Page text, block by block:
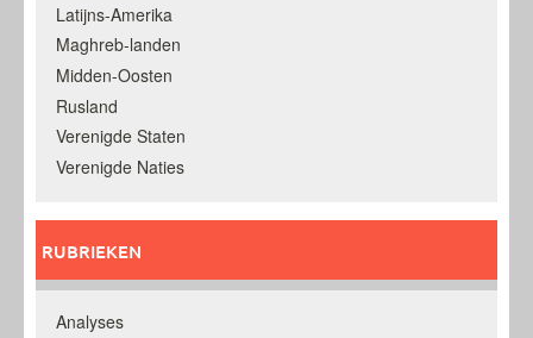
Latijns-Amerika
Maghreb-landen
Midden-Oosten
Rusland
Verenigde Staten
Verenigde Naties
RUBRIEKEN
Analyses